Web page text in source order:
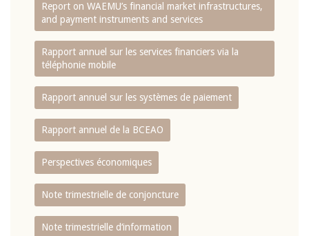
Report on WAEMU’s financial market infrastructures,
and payment instruments and services
Rapport annuel sur les services financiers via la
téléphonie mobile
Rapport annuel sur les systèmes de paiement
Rapport annuel de la BCEAO
Perspectives économiques
Note trimestrielle de conjoncture
Note trimestrielle d‘information